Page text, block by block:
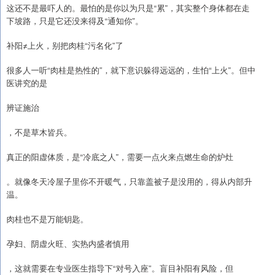
这还不是最吓人的。最怕的是你以为只是“累”，其实整个身体都在走
下坡路，只是它还没来得及“通知你”。
补阳≠上火，别把肉桂“污名化”了
很多人一听“肉桂是热性的”，就下意识躲得远远的，生怕“上火”。但中
医讲究的是
辨证施治
，不是草木皆兵。
真正的阳虚体质，是“冷底之人”，需要一点火来点燃生命的炉灶
。就像冬天冷屋子里你不开暖气，只靠盖被子是没用的，得从内部升
温。
肉桂也不是万能钥匙。
孕妇、阴虚火旺、实热内盛者慎用
，这就需要在专业医生指导下“对号入座”。盲目补阳有风险，但